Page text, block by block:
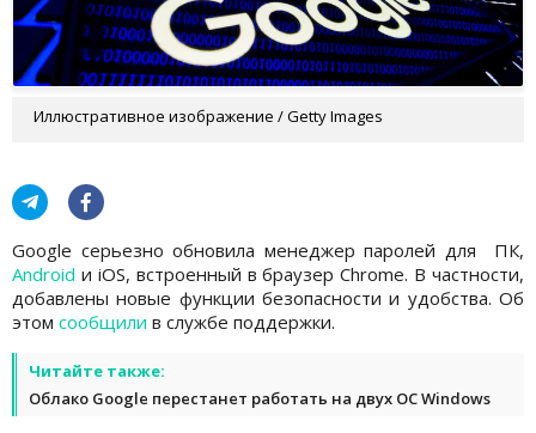
Иллюстративное изображение / Getty Images
Google серьезно обновила менеджер паролей для ПК,
Android и iOS, встроенный в браузер Chrome. В частности,
добавлены новые функции безопасности и удобства. Об
этом сообщили в службе поддержки.
Читайте также:
Облако Google перестанет работать на двух ОС Windows